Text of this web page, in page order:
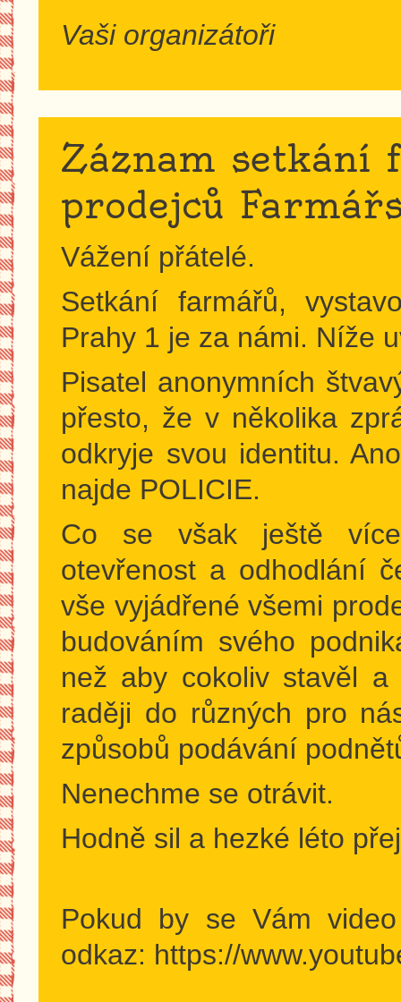
Vaši organizátoři
Záznam setkání
prodejců
Vážení přátelé.
Setkání farmářů,
Prahy 1 je za námi. Níže
Pisatel anonymních
přesto, že v několika
odkryje svou identitu.
najde POLICIE.
Co se však ještě více
otevřenost a odhodlání
vše vyjádřené všemi
budováním svého
než aby cokoliv stavěl
raději do různých pro
způsobů podávání
Nenechme se otrávit.
Hodně sil a hezké léto
Pokud by se Vám
odkaz: https://